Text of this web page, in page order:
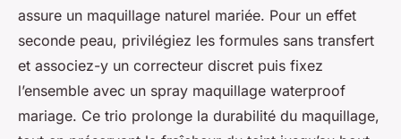
assure un maquillage naturel mariée. Pour un effet
seconde peau, privilégiez les formules sans transfert
et associez-y un correcteur discret puis fixez
l’ensemble avec un spray maquillage waterproof
mariage. Ce trio prolonge la durabilité du maquillage,